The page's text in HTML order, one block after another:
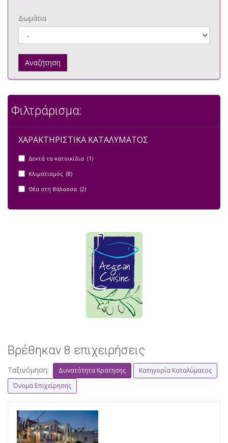
Δωμάτια
Αναζήτηση
Φιλτράρισμα:
ΧΑΡΑΚΤΗΡΙΣΤΙΚΑ ΚΑΤΑΛΥΜΑΤΟΣ
Δεκτά τα κατοικίδια (1)
Κλιματισμός (8)
Θέα στη θάλασσα (2)
Βρέθηκαν 8 επιχειρήσεις
Ταξινόμηση: Δυνατότητα Κρατησης
Κατηγορία Καταλύματος
Όνομα Επιχείρησης